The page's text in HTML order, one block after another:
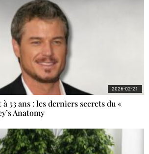
53 ans : les derniers secrets du «
Anatomy
2026-02-21